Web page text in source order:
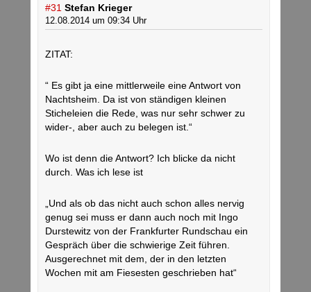
#31 Stefan Krieger
12.08.2014 um 09:34 Uhr
ZITAT:
“ Es gibt ja eine mittlerweile eine Antwort von
Nachtsheim. Da ist von ständigen kleinen
Sticheleien die Rede, was nur sehr schwer zu
wider-, aber auch zu belegen ist.“
Wo ist denn die Antwort? Ich blicke da nicht
durch. Was ich lese ist
„Und als ob das nicht auch schon alles nervig
genug sei muss er dann auch noch mit Ingo
Durstewitz von der Frankfurter Rundschau ein
Gespräch über die schwierige Zeit führen.
Ausgerechnet mit dem, der in den letzten
Wochen mit am Fiesesten geschrieben hat“